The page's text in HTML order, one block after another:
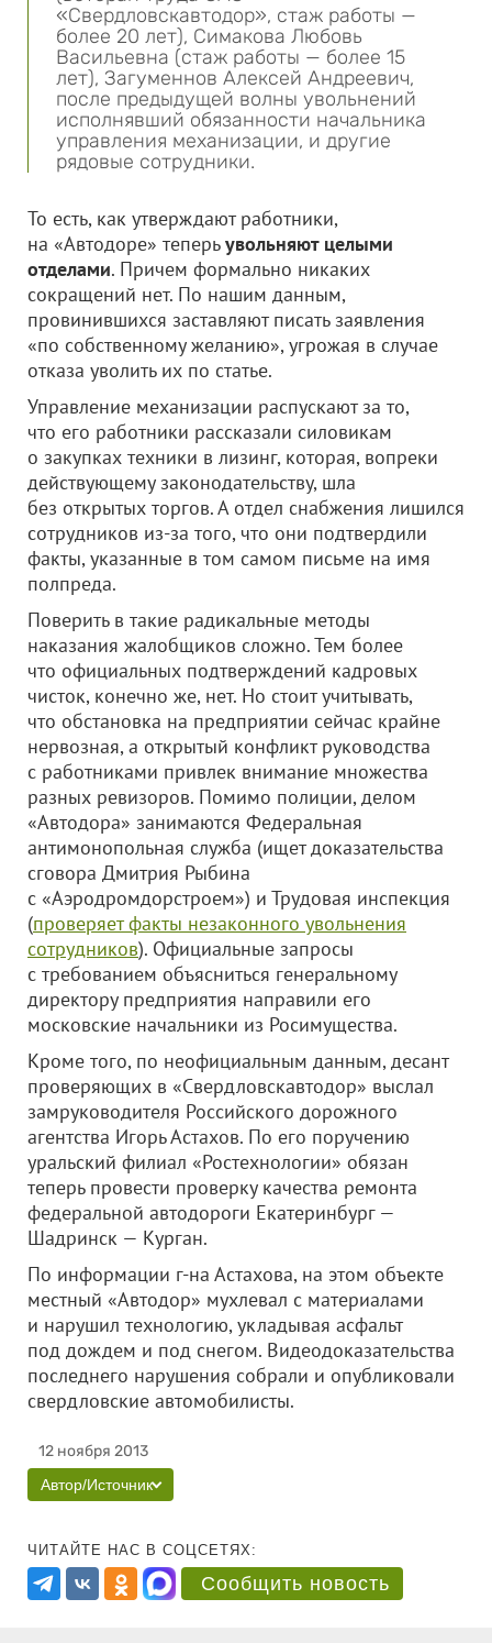
«Свердловскавтодор», стаж работы —
более 20 лет), Симакова Любовь
Васильевна (стаж работы — более 15
лет), Загуменнов Алексей Андреевич,
после предыдущей волны увольнений
исполнявший обязанности начальника
управления механизации, и другие
рядовые сотрудники.
То есть, как утверждают работники,
на «Автодоре» теперьувольняют целыми
отделами. Причем формально никаких
сокращений нет. По нашим данным,
провинившихся заставляют писать заявления
«по собственному желанию», угрожая в случае
отказа уволить их по статье.
Управление механизации распускают за то,
что его работники рассказали силовикам
о закупках техники в лизинг, которая, вопреки
действующему законодательству, шла
без открытых торгов. А отдел снабжения лишился
сотрудников из-за того, что они подтвердили
факты, указанные в том самом письме на имя
полпреда.
Поверить в такие радикальные методы
наказания жалобщиков сложно. Тем более
что официальных подтверждений кадровых
чисток, конечно же, нет. Но стоит учитывать,
что обстановка на предприятии сейчас крайне
нервозная, а открытый конфликт руководства
с работниками привлек внимание множества
разных ревизоров. Помимо полиции, делом
«Автодора» занимаются Федеральная
антимонопольная служба (ищет доказательства
сговора Дмитрия Рыбина
с «Аэродромдорстроем») и Трудовая инспекция
(проверяет факты незаконного увольнения
сотрудников). Официальные запросы
с требованием объясниться генеральному
директору предприятия направили его
московские начальники из Росимущества.
Кроме того, по неофициальным данным, десант
проверяющих в «Свердловскавтодор» выслал
замруководителя Российского дорожного
агентства Игорь Астахов. По его поручению
уральский филиал «Ростехнологии» обязан
теперь провести проверку качества ремонта
федеральной автодороги Екатеринбург —
Шадринск — Курган.
По информации г-на Астахова, на этом объекте
местный «Автодор» мухлевал с материалами
и нарушил технологию, укладывая асфальт
под дождем и под снегом. Видеодоказательства
последнего нарушения собрали и опубликовали
свердловские автомобилисты.
12 ноября 2013
Автор/Источник
ЧИТАЙТЕ НАС В СОЦСЕТЯХ:
Сообщить новость